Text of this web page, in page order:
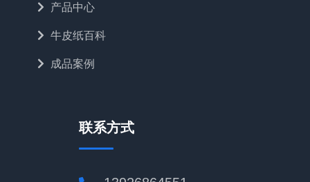
产品中心
牛皮纸百科
成品案例
联系方式